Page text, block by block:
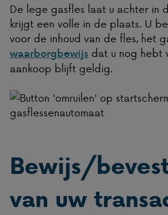
De lege gasfles laat u achter in
krijgt een volle in de plaats. U
voor de inhoud van de fles, het
waarborgbewijs dat u nog hebt
aankoop blijft geldig.
Bewijs/
van uw